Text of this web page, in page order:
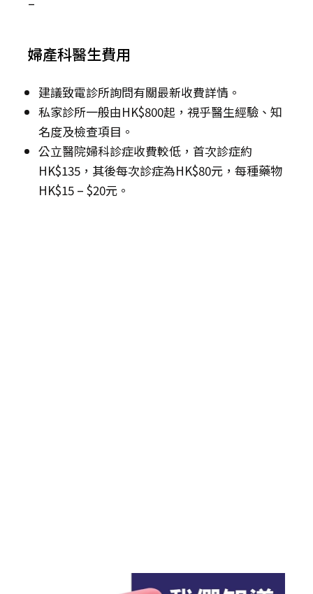
婦產科醫生費用
建議致電診所詢問有關最新收費詳情。
私家診所一般由HK$800起，視乎醫生經驗、知
名度及檢查項目。
公立醫院婦科診症收費較低，首次診症約
HK$135，其後每次診症為HK$80元，每種藥物
HK$15 – $20元。